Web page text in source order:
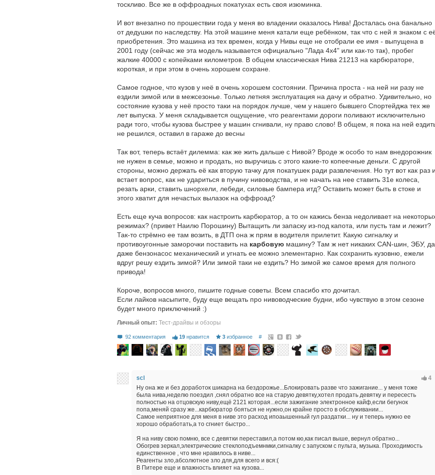
тоскливо. Все же в оффроадных покатухах есть своя изюминка.
И вот внезапно по прошествии года у меня во владении оказалось Нива! Досталась она банально
от дедушки по наследству. На этой машине меня катали еще ребёнком, так что с ней я знаком с
приобретения. Это машина из тех времен, когда у Нивы еще не отобрали ее имя - выпущена в
2001 году (сейчас же эта модель называется официально "Лада 4x4" или как-то так), пробег
жалкие 40000 с копейками километров. В общем классическая Нива 21213 на карбюраторе,
короткая, и при этом в очень хорошем сохране.
Самое годное, что кузов у неё в очень хорошем состоянии. Причина проста - на ней ни разу не
ездили зимой или в межсезонье. Только летняя эксплуатация на дачу и обратно. Удивительно, но
состояние кузова у неё просто таки на порядок лучше, чем у нашего бывшего Спортейджа тех же
лет выпуска. У меня складывается ощущение, что реагентами дороги поливают исключительно
ради того, чтобы кузова быстрее у машин сгнивали, ну право слово! В общем, я пока на ней
не решился, оставил в гараже до весны
Так вот, теперь встаёт дилемма: как же жить дальше с Нивой? Вроде ж особо то нам внедорожник
не нужен в семье, можно и продать, но выручишь с этого какие-то копеечные деньги. С другой
стороны, можно держать её как вторую тачку для покатушек ради развлечения. Но тут вот как раз
встает вопрос, как не удариться в пучину нивоводства, и не начать на нее ставить 31е колеса,
резать арки, ставить шнорхели, лебеди, силовые бампера итд? Оставить может быть в стоке и
этого хватит для нечастых вылазок на оффроад?
Есть еще куча вопросов: как настроить карбюратор, а то он кажись бенза недоливает на
режимах? (привет Наилю Порошину) Вытащить ли запаску из-под капота, или пусть там и лежит?
Так-то стрёмно ее там возить, в ДТП она ж прям в водителя прилетит. Какую сигналку и
противоугонные заморочки поставить на карбовую машину? Там ж нет никаких CAN-шин, ЭБУ, да
даже бензонасос механический и угнать ее можно элементарно. Как сохранить кузовню, ежели
вдруг решу ездить зимой? Или зимой таки не ездить? Но зимой же самое время для полного
привода!
Короче, вопросов много, пишите годные советы. Всем спасибо кто дочитал.
Если лайков насыпите, буду еще вещать про нивоводческие будни, ибо чувствую в этом сезоне
будет много приключений :)
Личный опыт: Тест-драйвы и обзоры
92 комментария 19 нравится 3 избранное #
4
scl
Ну она же и без доработок шикарна на бездорожье...Блокировать разве что зажигание... у меня тоже
была нива,неделю поездил ,снял обратно все на старую девятку,хотел продать девятку и пересесть
полностью на отцовскую ниву,ещё 2121 которая...если зажигание электронное кайф,если бегунок
попа,меняй сразу же...карбюратор бояться не нужно,он крайне просто в обслуживании...
Самое неприятное для меня в ниве это расход ипоаышенный гул раздатки... ну и теперь нужно ее
хорошо обработать,а то сгниет быстро...
Я на ниву свою помню, все с девятки переставил,а потом кю,как писал выше, вернул обратно...
Обогрев зеркал,электрические стеклоподъемнмки,сигналку с запуском с пульта, музыка. Проходимость
единственное , что мне нравилось в ниве...
Реагенты зло,абсолютное зло для,для всего и вся:(
В Питере еще и влажность влияет на кузова...